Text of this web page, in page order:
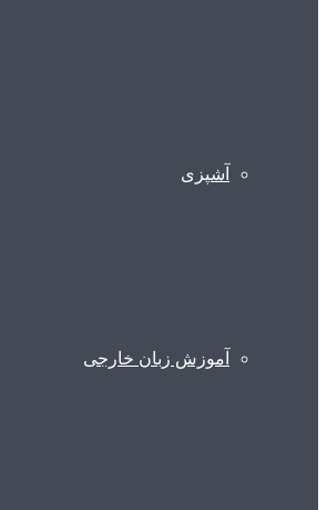
آشپزی
آموزش زبان خارجی